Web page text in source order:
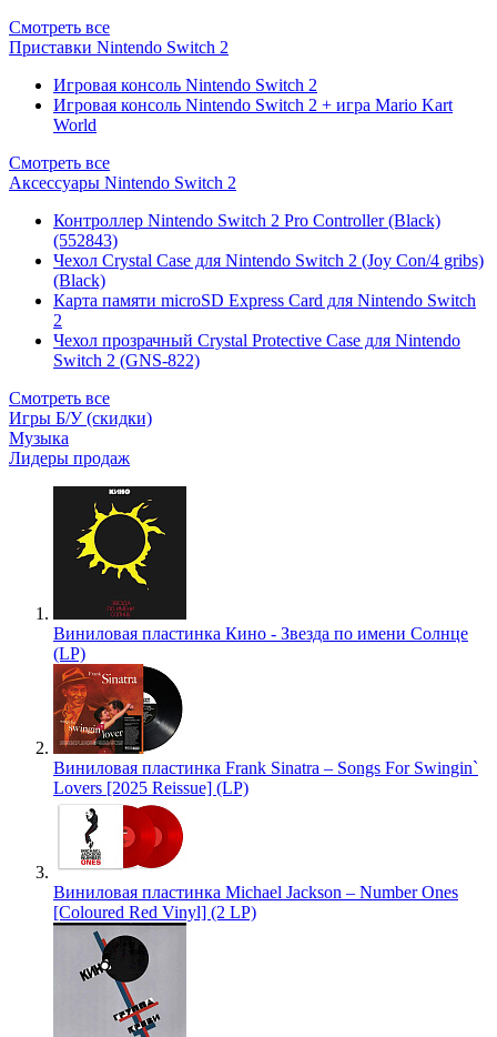
Смотреть все
Приставки Nintendo Switch 2
Игровая консоль Nintendo Switch 2
Игровая консоль Nintendo Switch 2 + игра Mario Kart
World
Смотреть все
Аксессуары Nintendo Switch 2
Контроллер Nintendo Switch 2 Pro Controller (Black)
(552843)
Чехол Сrystal Сase для Nintendo Switch 2 (Joy Con/4 gribs)
(Black)
Карта памяти microSD Express Card для Nintendo Switch
2
Чехол прозрачный Crystal Protective Case для Nintendo
Switch 2 (GNS-822)
Смотреть все
Игры Б/У (скидки)
Музыка
Лидеры продаж
Виниловая пластинка Кино - Звезда по имени Солнце
(LP)
Виниловая пластинка Frank Sinatra – Songs For Swingin`
Lovers [2025 Reissue] (LP)
Виниловая пластинка Michael Jackson – Number Ones
[Coloured Red Vinyl] (2 LP)